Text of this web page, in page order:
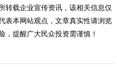
转载企业宣传资讯，该相关信息仅
表本网站观点，文章真实性请浏览
，提醒广大民众投资需谨慎！